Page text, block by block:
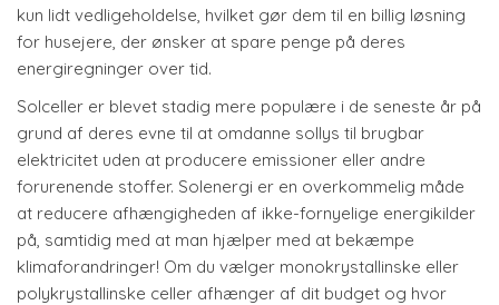
kun lidt vedligeholdelse, hvilket gør dem til en billig løsning
for husejere, der ønsker at spare penge på deres
energiregninger over tid.
Solceller er blevet stadig mere populære i de seneste år på
grund af deres evne til at omdanne sollys til brugbar
elektricitet uden at producere emissioner eller andre
forurenende stoffer. Solenergi er en overkommelig måde
at reducere afhængigheden af ikke-fornyelige energikilder
på, samtidig med at man hjælper med at bekæmpe
klimaforandringer! Om du vælger monokrystallinske eller
polykrystallinske celler afhænger af dit budget og hvor